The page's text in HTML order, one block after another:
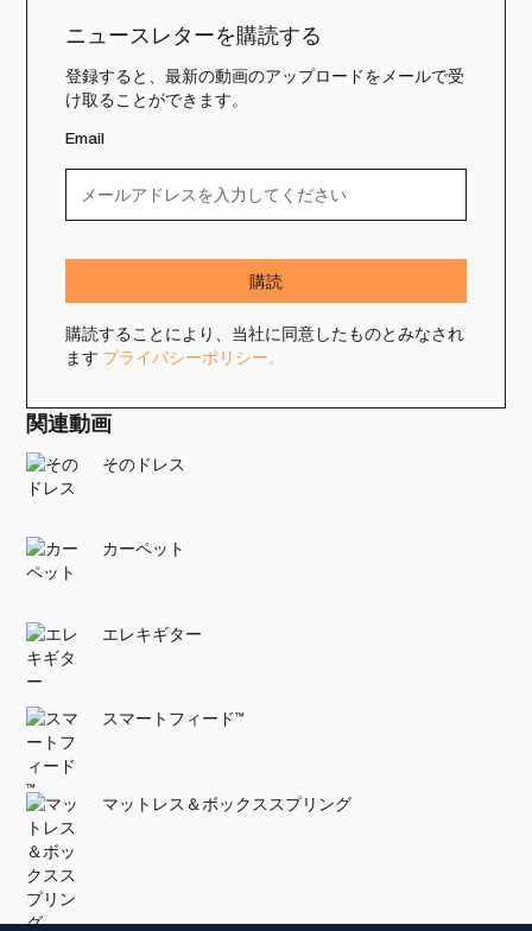
ニュースレターを購読する
登録すると、最新の動画のアップロードをメールで受
け取ることができます。
Email
購読することにより、当社に同意したものとみなされ
ます プライバシーポリシー。
関連動画
そのドレス
カーペット
エレキギター
スマートフィード™
マットレス＆ボックススプリング